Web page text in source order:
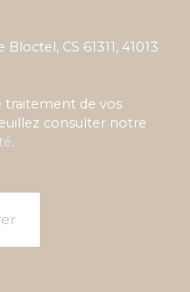
CS 61311, 41013
traitement de vos
consulter notre
.